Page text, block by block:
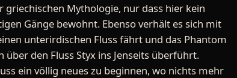
Mythologie, nur dass hier kein
Gänge bewohnt. Ebenso verhält es sich mit
unterirdischen Fluss fährt und das Phantom
den Fluss Styx ins Jenseits überführt.
ein völlig neues zu beginnen, wo nichts mehr